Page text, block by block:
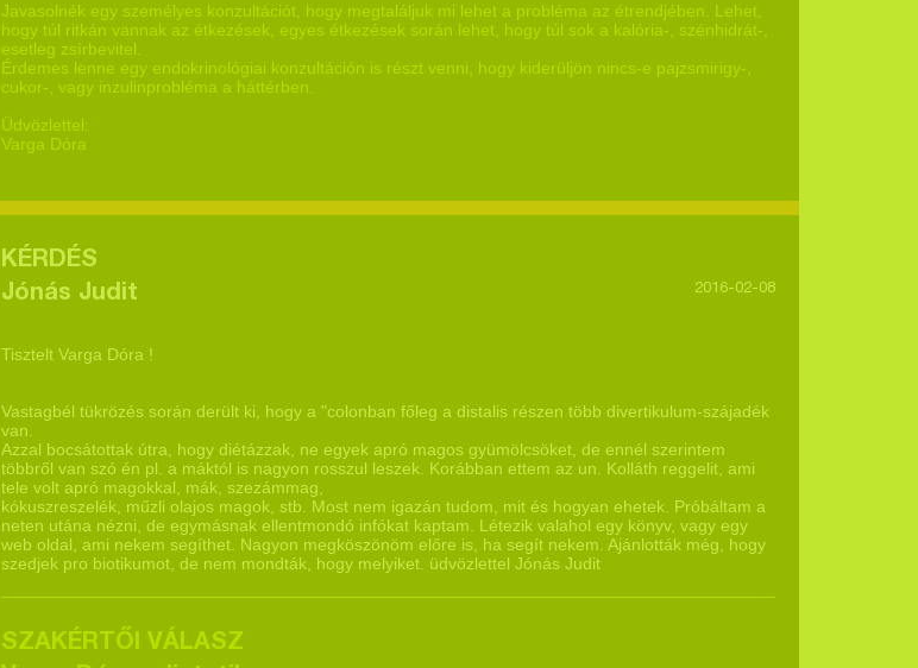
Javasolnék egy személyes konzultációt, hogy megtaláljuk mi lehet a probléma az étrendjében. Lehet,
hogy túl ritkán vannak az étkezések, egyes étkezések során lehet, hogy túl sok a kalória-, szénhidrát-,
esetleg zsírbevitel.
Érdemes lenne egy endokrinológiai konzultáción is részt venni, hogy kiderüljön nincs-e pajzsmirigy-,
cukor-, vagy inzulinprobléma a háttérben.
Üdvözlettel:
Varga Dóra
KÉRDÉS
Jónás Judit
2016-02-08
Tisztelt Varga Dóra !
Vastagbél tükrözés során derült ki, hogy a "colonban főleg a distalis részen több divertikulum-szájadék
van.
Azzal bocsátottak útra, hogy diétázzak, ne egyek apró magos gyümölcsöket, de ennél szerintem
többről van szó én pl. a máktól is nagyon rosszul leszek. Korábban ettem az un. Kolláth reggelit, ami
tele volt apró magokkal, mák, szezámmag,
kókuszreszelék, műzli olajos magok, stb. Most nem igazán tudom, mit és hogyan ehetek. Próbáltam a
neten utána nézni, de egymásnak ellentmondó infókat kaptam. Létezik valahol egy könyv, vagy egy
web oldal, ami nekem segíthet. Nagyon megköszönöm előre is, ha segít nekem. Ajánlották még, hogy
szedjek pro biotikumot, de nem mondták, hogy melyiket. üdvözlettel Jónás Judit
SZAKÉRTŐI VÁLASZ